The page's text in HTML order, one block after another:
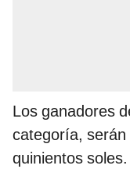
Los ganadores
categoría, serán
quinientos